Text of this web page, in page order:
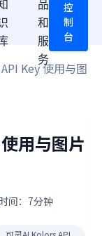
品
和
服
务
控
制
台
Key 使用与图
用与图片
间：7分钟